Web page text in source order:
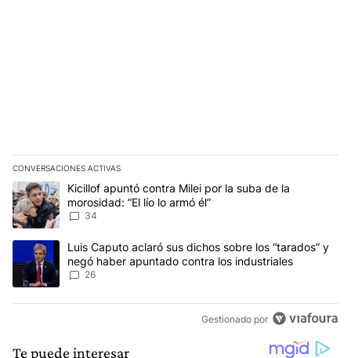
CONVERSACIONES ACTIVAS
Este listado muestra los artículos con más comentarios en los
Un artículo de tendencia con el título "Kicillof apuntó contra Milei
Kicillof apuntó contra Milei por la suba de la
morosidad: “El lío lo armó él”
34
Un artículo de tendencia con el título "Luis Caputo aclaró sus
Luis Caputo aclaró sus dichos sobre los “tarados” y
negó haber apuntado contra los industriales
26
Gestionado por